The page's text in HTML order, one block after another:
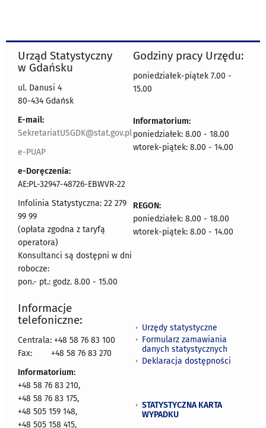
Urząd Statystyczny
w Gdańsku
ul. Danusi 4
80-434 Gdańsk
E-mail:
SekretariatUSGDK@stat.gov.pl
e-PUAP
e-Doręczenia:
AE:PL-32947-48726-EBWVR-22
Infolinia Statystyczna: 22 279
99 99
(opłata zgodna z taryfą
operatora)
Konsultanci są dostępni w dni
robocze:
pon.- pt.: godz. 8.00 - 15.00
Godziny pracy Urzędu:
poniedziałek-piątek 7.00 -
15.00
Informatorium:
poniedziałek: 8.00 - 18.00
wtorek-piątek: 8.00 - 14.00
REGON:
poniedziałek: 8.00 - 18.00
wtorek-piątek: 8.00 - 14.00
Informacje
telefoniczne:
Centrala: +48 58 76 83 100
Fax:
+48 58 76 83 270
Informatorium:
+48 58 76 83 210,
+48 58 76 83 175,
+48 505 159 148,
+48 505 158 415,
Urzędy statystyczne
Formularz zamawiania
danych statystycznych
Deklaracja dostępności
STATYSTYCZNA KARTA
WYPADKU